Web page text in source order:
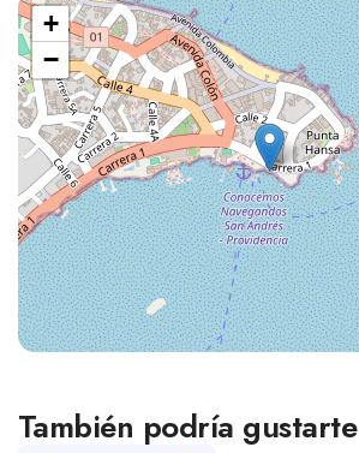
+
−
También podría gustarte